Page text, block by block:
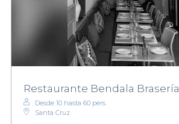
Restaurante Bendala Brasería
Desde 10 hasta 60 pers.
Santa Cruz